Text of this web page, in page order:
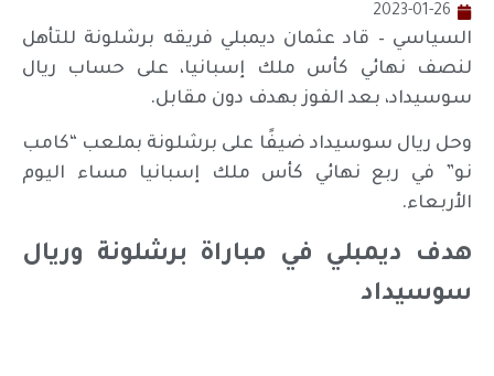
2023-01-26
السياسي – قاد عثمان ديمبلي فريقه برشلونة للتأهل
لنصف نهائي كأس ملك إسبانيا، على حساب ريال
سوسيداد، بعد الفوز بهدف دون مقابل.
وحل ريال سوسيداد ضيفًا على برشلونة بملعب “كامب
نو” في ربع نهائي كأس ملك إسبانيا مساء اليوم
الأربعاء.
هدف ديمبلي في مباراة برشلونة وريال
سوسيداد